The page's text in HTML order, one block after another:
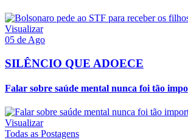
Visualizar
05 de Ago
SILÊNCIO QUE ADOECE
Falar sobre saúde mental nunca foi tão
Visualizar
Todas as Postagens